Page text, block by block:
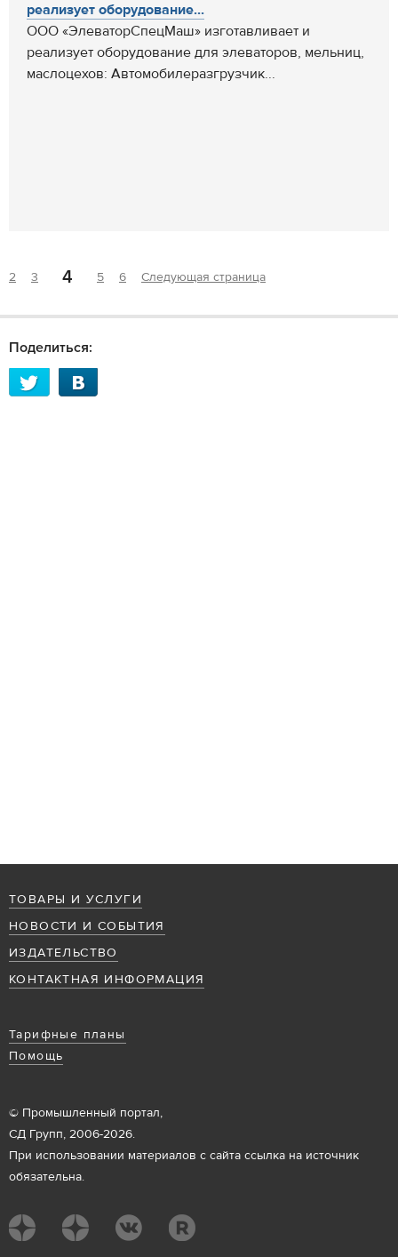
реализует оборудование...
ООО «ЭлеваторСпецМаш» изготавливает и
реализует оборудование для элеваторов, мельниц,
маслоцехов: Автомобилеразгрузчик...
2 3 4 5 6 Следующая страница
Поделиться:
ТОВАРЫ И УСЛУГИ
НОВОСТИ И СОБЫТИЯ
ИЗДАТЕЛЬСТВО
КОНТАКТНАЯ ИНФОРМАЦИЯ
Тарифные планы
Помощь
© Промышленный портал,
СД Групп, 2006-2026.
При использовании материалов с сайта ссылка на источник
обязательна.